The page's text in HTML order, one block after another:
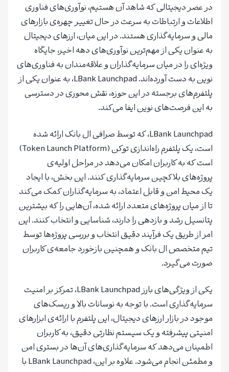
در عصر دیجیتالی که شاهد آن هستیم، نوآوری‌های فناوری
اطلاعات و ارتباطات به سرعت در حال تغییر چهره‌ی بازارهای
مالی و سرمایه‌گذاری هستند. در این میان، ارزهای دیجیتال
به عنوان یکی از مهم‌ترین نوآوری‌های دهه اخیر، جایگاه
ویژه‌ای را در میان سرمایه‌گذاران و علاقه‌مندان به فناوری‌های
نوین به دست آورده‌اند. LBank Launchpad، به عنوان یکی از
پلتفرم‌های برجسته در این حوزه، نقش محوری در دسترسی
به این فرصت‌های نوین ایفا می‌کند.
LBank Launchpad، که توسط صرافی ال بانک ارائه شده
است، یک پلتفرم راه‌اندازی توکن (Token Launch Platform)
است که به کاربران امکان می‌دهد در مراحل اولیه‌ی
پروژه‌های بلاکچین سرمایه‌گذاری کنند. این بخش، با ایجاد
یک محیط امن و قابل اعتماد، به سرمایه‌گذاران کمک می‌کند
تا از میان پروژه‌های متعدد ارائه شده، آن‌هایی را که بیشترین
پتانسیل رشد و بازدهی را دارند، شناسایی و انتخاب کنند. این
امر از طریق یک فرآیند دقیق انتخاب و بررسی پروژه‌ها توسط
تیم متخصص ال بانک و همچنین بازخورد جامعه‌ی کاربران
صورت می‌گیرد.
یکی از ویژگی‌های بارز LBank Launchpad، تمرکز بر امنیت
سرمایه‌گذاری است. با توجه به نوسانات بالا و ریسک‌های
موجود در بازار ارزهای دیجیتال، این پلتفرم با ارائه‌ی ابزارهای
امنیتی پیشرفته و یک سیستم نظارتی دقیق، به کاربران
اطمینان می‌دهد که سرمایه‌گذاری‌های آن‌ها در بستری امن
و مطمئن انجام می‌شود. علاوه بر این، LBank Launchpad با